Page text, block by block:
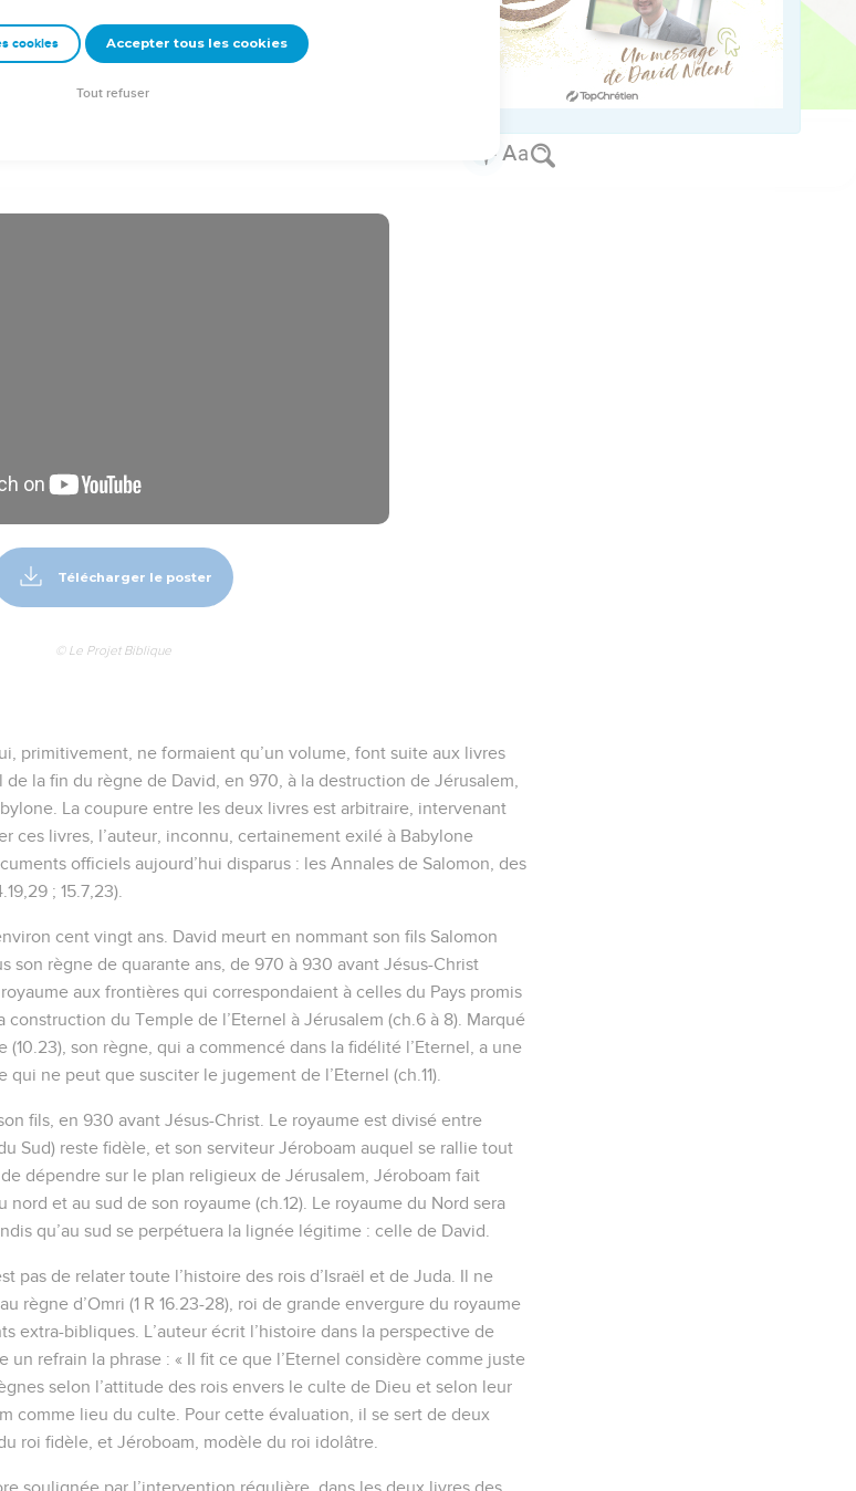
Pour vous procurer une Bible imprimée, rendez-vous sur www.editionsbiblio.fr
Télécharger le poster
© Le Projet Biblique
primitivement, ne formaient qu’un volume, font suite aux livres
de la fin du règne de David, en 970, à la destruction de Jérusalem,
La coupure entre les deux livres est arbitraire, intervenant
ces livres, l’auteur, inconnu, certainement exilé à Babylone
officiels aujourd’hui disparus : les Annales de Salomon, des
; 15.7,23).
cent vingt ans. David meurt en nommant son fils Salomon
son règne de quarante ans, de 970 à 930 avant Jésus-Christ
royaume aux frontières qui correspondaient à celles du Pays promis
du Temple de l’Eternel à Jérusalem (ch.6 à 8). Marqué
son règne, qui a commencé dans la fidélité l’Eternel, a une
ne peut que susciter le jugement de l’Eternel (ch.11).
fils, en 930 avant Jésus-Christ. Le royaume est divisé entre
Sud) reste fidèle, et son serviteur Jéroboam auquel se rallie tout
dépendre sur le plan religieux de Jérusalem, Jéroboam fait
et au sud de son royaume (ch.12). Le royaume du Nord sera
qu’au sud se perpétuera la lignée légitime : celle de David.
pas de relater toute l’histoire des rois d’Israël et de Juda. Il ne
règne d’Omri (1 R 16.23-28), roi de grande envergure du royaume
extra-bibliques. L’auteur écrit l’histoire dans la perspective de
un refrain la phrase : « Il fit ce que l’Eternel considère comme juste
selon l’attitude des rois envers le culte de Dieu et selon leur
comme lieu du culte. Pour cette évaluation, il se sert de deux
roi fidèle, et Jéroboam, modèle du roi idolâtre.
soulignée par l’intervention régulière, dans les deux livres des
cookies Accepter tous les cookies
Tout refuser